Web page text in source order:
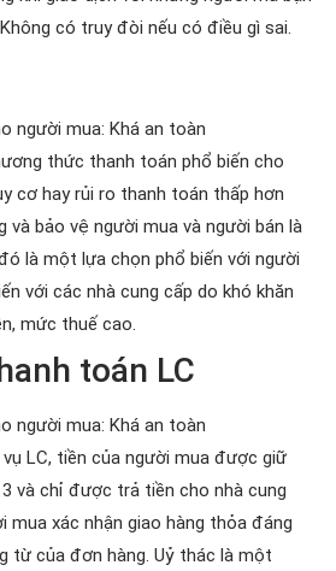
có truy đòi nếu có điều gì sai.
người mua: Khá an toàn
thức thanh toán phổ biến cho
cơ hay rủi ro thanh toán thấp hơn
và bảo vệ người mua và người bán là
là một lựa chọn phổ biến với người
với các nhà cung cấp do khó khăn
mức thuế cao.
toán LC
người mua: Khá an toàn
LC, tiền của người mua được giữ
và chỉ được trả tiền cho nhà cung
mua xác nhận giao hàng thỏa đáng
từ của đơn hàng. Uỷ thác là một